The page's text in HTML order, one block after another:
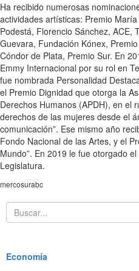
Ha recibido numerosas
actividades artísticas: Premio
Podestá, Florencio Sánchez, ACE,
Guevara, Fundación Kónex,
Cóndor de Plata, Premio Sur. En
Emmy Internacional por su rol en
fue nombrada Personalidad
el Premio Dignidad que otorga la
Derechos Humanos (APDH), en el
derechos de las mujeres desde el
comunicación”. Ese mismo año
Fondo Nacional de las Artes, y el
Mundo”. En 2019 le fue otorgado
Legislatura.
mercosurabc
Economía